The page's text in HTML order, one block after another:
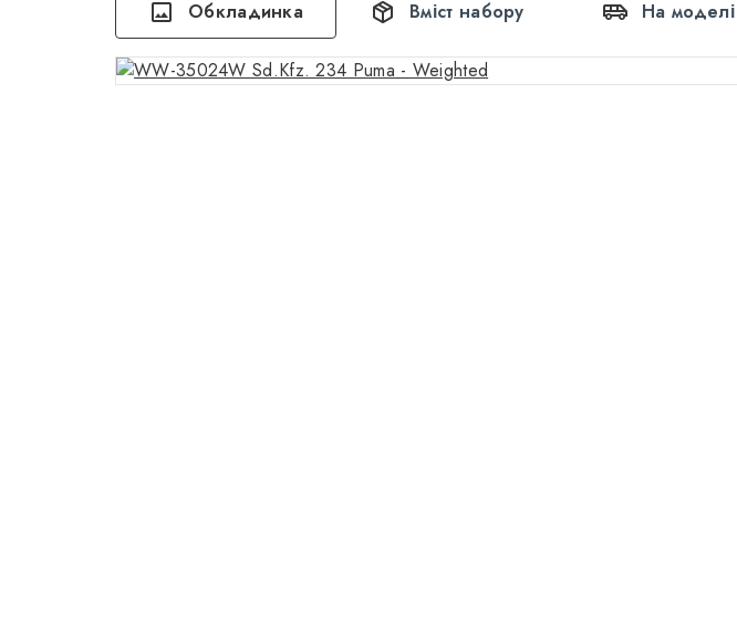
Обкладинка Вміст набору На моделі